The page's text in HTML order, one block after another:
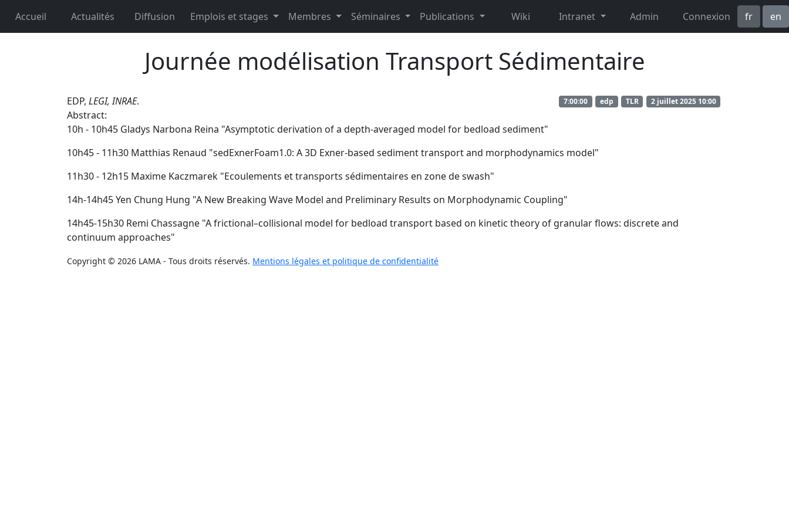
Accueil Actualités Diffusion Emplois et stages Membres Séminaires Publications Wiki Intranet Admin Connexion fr en
Journée modélisation Transport Sédimentaire
EDP, LEGI, INRAE. 2 juillet 2025 10:00
TLR
edp
7:00:00
Abstract:
10h - 10h45 Gladys Narbona Reina "Asymptotic derivation of a depth-averaged model for bedload sediment"
10h45 - 11h30 Matthias Renaud "sedExnerFoam1.0: A 3D Exner-based sediment transport and morphodynamics model"
11h30 - 12h15 Maxime Kaczmarek "Ecoulements et transports sédimentaires en zone de swash"
14h-14h45 Yen Chung Hung "A New Breaking Wave Model and Preliminary Results on Morphodynamic Coupling"
14h45-15h30 Remi Chassagne "A frictional–collisional model for bedload transport based on kinetic theory of granular flows: discrete and
continuum approaches"
Copyright © 2026 LAMA - Tous droits réservés. Mentions légales et politique de confidentialité